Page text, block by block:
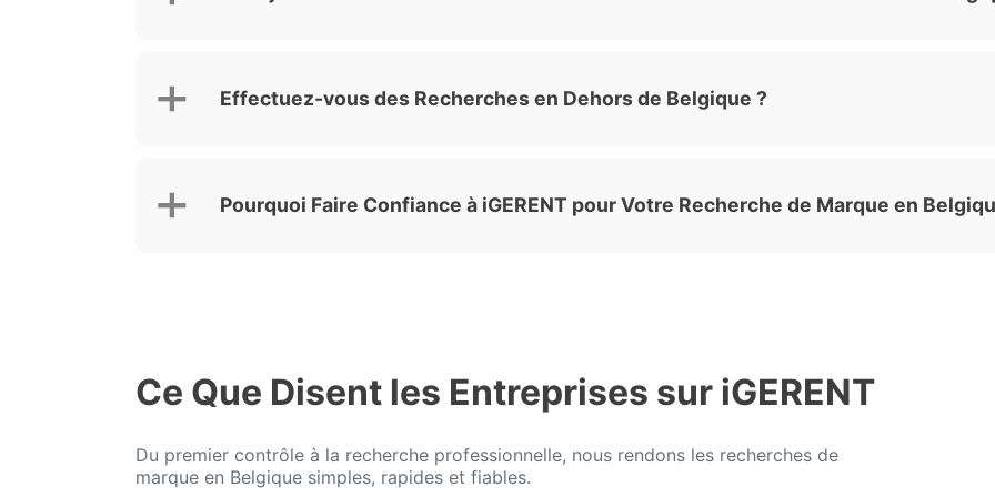
Effectuez-vous des Recherches en Dehors de Belgique ?
Pourquoi Faire Confiance à iGERENT pour Votre Recherche de Marque en
Ce Que Disent les Entreprises sur iGERENT
Du premier contrôle à la recherche professionnelle, nous rendons les recherches de
marque en Belgique simples, rapides et fiables.